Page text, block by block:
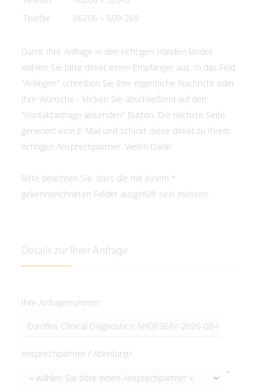
Telefax
06206 – 509-269
Damit Ihre Anfrage in den richtigen Händen landet
wählen Sie bitte direkt einen Empfänger aus. In das Feld
"Anliegen" schreiben Sie Ihre eigentliche Nachricht oder
Ihre Wünsche - klicken Sie abschließend auf den
"Kontaktanfrage absenden" Button. Die nächste Seite
generiert eine E-Mail und schickt diese direkt zu Ihrem
richtigen Ansprechpartner. Vielen Dank!
Bitte beachten Sie, dass die mit einem *
gekennzeichneten Felder ausgefüllt sein müssen.
Details zur Ihrer Anfrage
Ihre Anfragenummer
Ansprechpartner / Abteilung<
*